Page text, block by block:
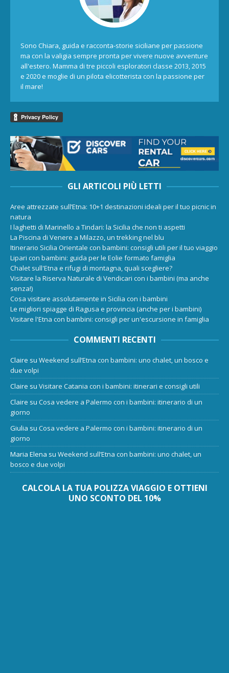
Sono Chiara, guida e racconta-storie siciliane per passione
ma con la valigia sempre pronta per vivere nuove avventure
all'estero. Mamma di tre piccoli esploratori classe 2013, 2015
e 2020 e moglie di un pilota elicotterista con la passione per
il mare!
GLI ARTICOLI PIÙ LETTI
Aree attrezzate sull’Etna: 10+1 destinazioni ideali per il tuo picnic in
natura
I laghetti di Marinello a Tindari: la Sicilia che non ti aspetti
La Piscina di Venere a Milazzo, un trekking nel blu
Itinerario Sicilia Orientale con bambini: consigli utili per il tuo viaggio
Lipari con bambini: guida per le Eolie formato famiglia
Chalet sull'Etna e rifugi di montagna, quali scegliere?
Visitare la Riserva Naturale di Vendicari con i bambini (ma anche
senza!)
Cosa visitare assolutamente in Sicilia con i bambini
Le migliori spiagge di Ragusa e provincia (anche per i bambini)
Visitare l'Etna con bambini: consigli per un'escursione in famiglia
COMMENTI RECENTI
Claire su Weekend sull’Etna con bambini: uno chalet, un bosco e
due volpi
Claire su Visitare Catania con i bambini: itinerari e consigli utili
Claire su Cosa vedere a Palermo con i bambini: itinerario di un
giorno
Giulia su Cosa vedere a Palermo con i bambini: itinerario di un
giorno
Maria Elena su Weekend sull’Etna con bambini: uno chalet, un
bosco e due volpi
CALCOLA LA TUA POLIZZA VIAGGIO E OTTIENI
UNO SCONTO DEL 10%